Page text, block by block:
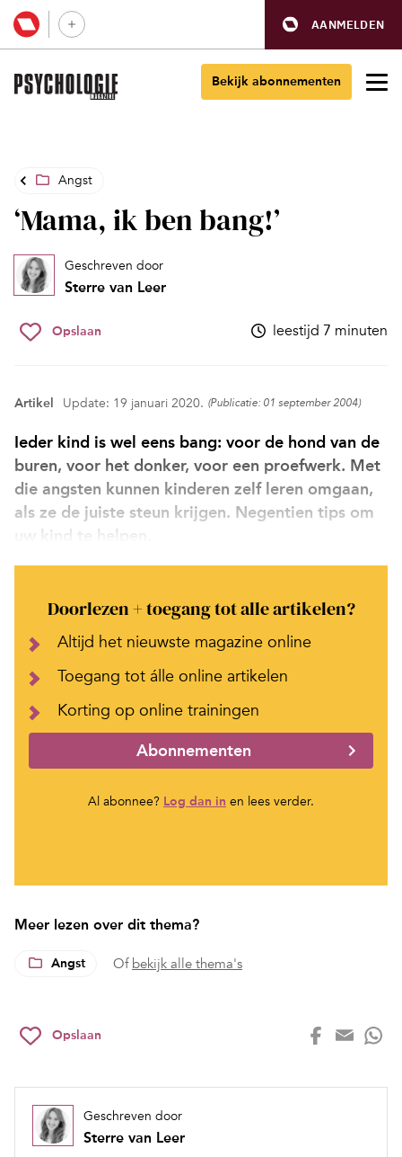
AANMELDEN
Bekijk abonnementen
Angst
‘Mama, ik ben bang!’
Geschreven door
Sterre van Leer
Opslaan leestijd 7 minuten
Artikel Update: 19 januari 2020. (Publicatie: 01 september 2004)
Ieder kind is wel eens bang: voor de hond van de
buren, voor het donker, voor een proefwerk. Met
die angsten kunnen kinderen zelf leren omgaan,
als ze de juiste steun krijgen. Negentien tips om
uw kind te helpen.
Doorlezen + toegang tot alle artikelen?
Altijd het nieuwste magazine online
Toegang tot álle online artikelen
Korting op online trainingen
Abonnementen
Al abonnee? Log dan in en lees verder.
Meer lezen over dit thema?
Angst Of bekijk alle thema's
Opslaan
Geschreven door
Sterre van Leer